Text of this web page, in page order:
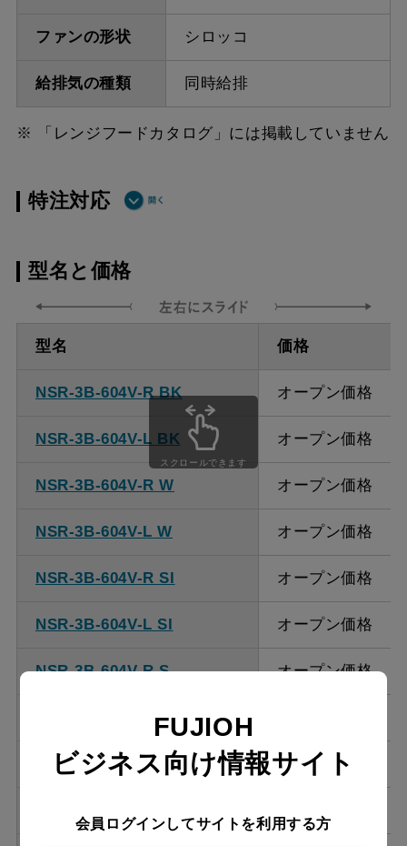
ファンの形状 シロッコ
給排気の種類 同時給排
※ 「レンジフードカタログ」には掲載していません
特注対応
方給排気
ダクト方向上
方給排気
最大寸法 920ｍｍ
備考
点検口を設けての最小寸
法は弊社にお問い合わせ
ください。
型名と価格
型名 価格
NSR-3B-604V-R BK オープン価格
NSR-3B-604V-L BK オープン価格
NSR-3B-604V-R W オープン価格
NSR-3B-604V-L W オープン価格
NSR-3B-604V-R SI オープン価格
NSR-3B-604V-L SI オープン価格
NSR-3B-604V-R S オープン価格
NSR-3B-604V-L S
NSR-3B-754V-R BK オープン価格
スクロールできます
FUJIOH
ビジネス向け情報サイト
会員ログインしてサイトを利用する方